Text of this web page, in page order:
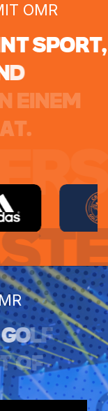
OMR
NTSPORT,
D
EINEM
AT.
GOLF
OF